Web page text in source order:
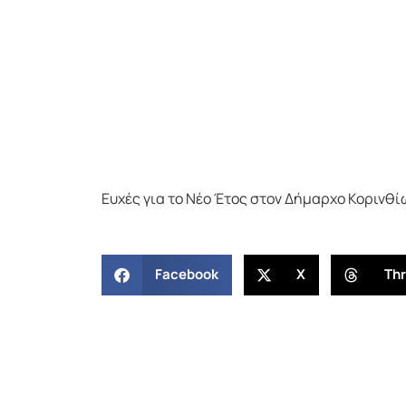
Ευχές για το Νέο Έτος στον Δήμαρχο
Facebook X